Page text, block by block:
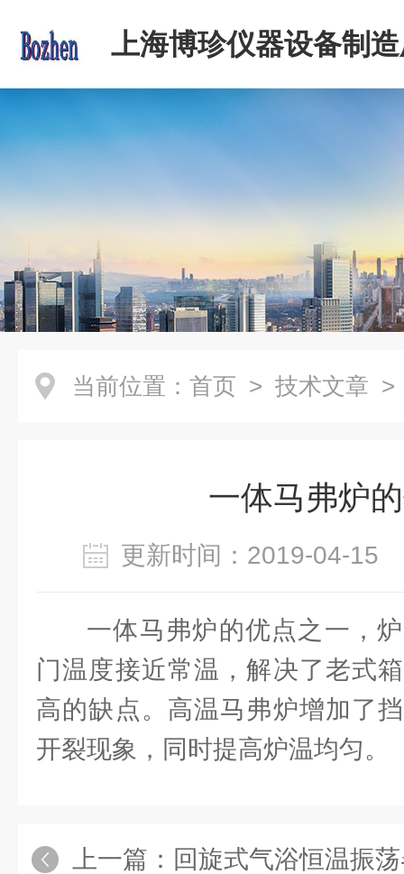
上海博珍仪器设备制
当前位置： 首页 > 技术文章 >
一体马弗炉
更新时间：2019-04-
一体马弗炉的优点之一，
门温度接近常温，解决了老式
高的缺点。高温马弗炉增加了
开裂现象，同时提高炉温均匀。
上一篇： 回旋式气浴恒温振荡